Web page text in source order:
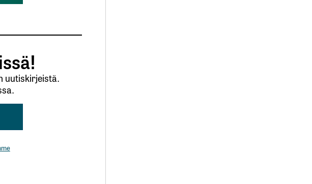
uutiskirjeistä.